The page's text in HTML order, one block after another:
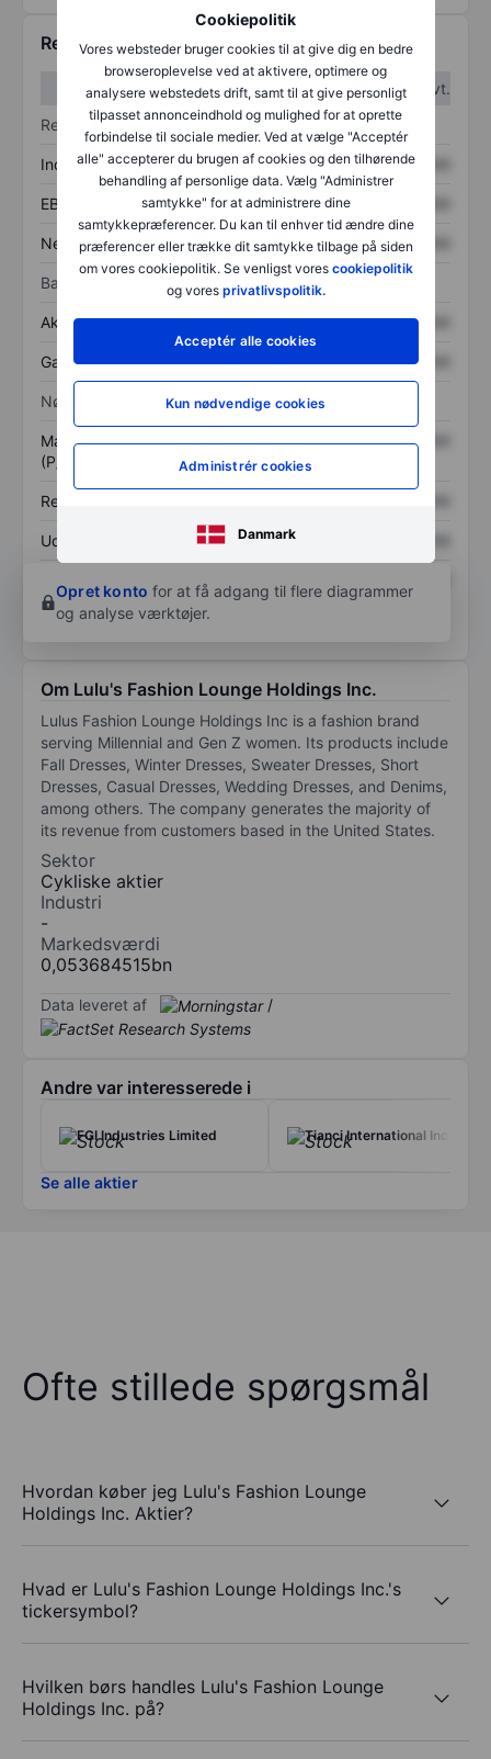
Cookiepolitik
Vores websteder bruger cookies til at give dig en bedre
browseroplevelse ved at aktivere, optimere og
analysere webstedets drift, samt til at give personligt
tilpasset annonceindhold og mulighed for at oprette
forbindelse til sociale medier. Ved at vælge "Acceptér
alle" accepterer du brugen af cookies og den tilhørende
behandling af personlige data. Vælg "Administrer
samtykke" for at administrere dine
samtykkepræferencer. Du kan til enhver tid ændre dine
præferencer eller trække dit samtykke tilbage på siden
om vores cookiepolitik. Se venligst vores cookiepolitik
og vores privatlivspolitik.
Acceptér alle cookies
Kun nødvendige cookies
Administrér cookies
Danmark
Regnskabstal
1. kvt.
2. kvt.
Resultatopgørelse
Indtægter XXXXXXX XXXXXXX
EBITDA XXXXXXX
Nettoresultat XXXXXXX XXXXXXX
Balance
Aktiver i alt XXXXXXX XXXXXXX
Gæld XXXXXXX XXXXXXX
Nøgletal
Markedsværdi/omsætning
(P/S)
XXXXXXX XXXXXXX
Resultat pr. aktie (EPS)
Udbytte pr. aktie XXXXXXX
Opret konto for at få adgang til flere diagrammer
og analyse værktøjer.
Om Lulu's Fashion Lounge Holdings Inc.
Lulus Fashion Lounge Holdings Inc is a fashion brand
serving Millennial and Gen Z women. Its products include
Fall Dresses, Winter Dresses, Sweater Dresses, Short
Dresses, Casual Dresses, Wedding Dresses, and Denims,
among others. The company generates the majority of
its revenue from customers based in the United States.
Sektor
Cykliske aktier
Industri
-
Markedsværdi
0,053684515bn
Data leveret af /
Andre var interesserede i
FGI Industries Limited Tianci International Inc
Se alle aktier
Ofte stillede spørgsmål
Hvordan køber jeg Lulu's Fashion Lounge
Holdings Inc. Aktier?
Hvad er Lulu's Fashion Lounge Holdings Inc.'s
tickersymbol?
Hvilken børs handles Lulu's Fashion Lounge
Holdings Inc. på?